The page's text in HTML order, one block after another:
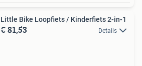
Little Bike Loopfiets / Kinderfiets 2-in-1
€ 81,53 Details